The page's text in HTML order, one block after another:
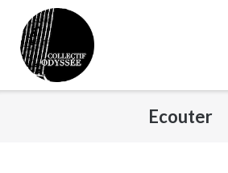
content
Ecouter